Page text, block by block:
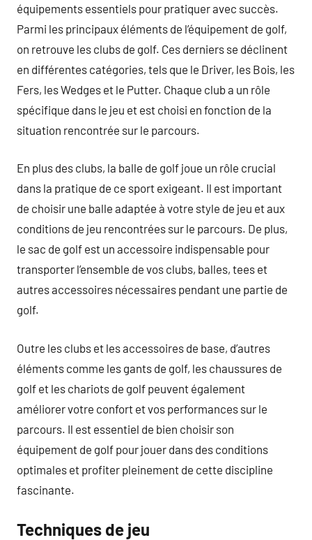
équipements essentiels pour pratiquer avec succès.
Parmi les principaux éléments de l’équipement de golf,
on retrouve les clubs de golf. Ces derniers se déclinent
en différentes catégories, tels que le Driver, les Bois, les
Fers, les Wedges et le Putter. Chaque club a un rôle
spécifique dans le jeu et est choisi en fonction de la
situation rencontrée sur le parcours.
En plus des clubs, la balle de golf joue un rôle crucial
dans la pratique de ce sport exigeant. Il est important
de choisir une balle adaptée à votre style de jeu et aux
conditions de jeu rencontrées sur le parcours. De plus,
le sac de golf est un accessoire indispensable pour
transporter l’ensemble de vos clubs, balles, tees et
autres accessoires nécessaires pendant une partie de
golf.
Outre les clubs et les accessoires de base, d’autres
éléments comme les gants de golf, les chaussures de
golf et les chariots de golf peuvent également
améliorer votre confort et vos performances sur le
parcours. Il est essentiel de bien choisir son
équipement de golf pour jouer dans des conditions
optimales et profiter pleinement de cette discipline
fascinante.
Techniques de jeu